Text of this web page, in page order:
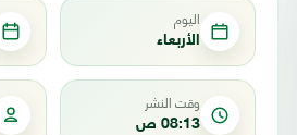
اليوم
الأربعاء
وقت النشر
08:13 ص